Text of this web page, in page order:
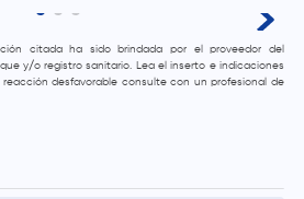
citada ha sido brindada por el proveedor del
y/o registro sanitario. Lea el inserto e indicaciones
desfavorable consulte con un profesional de